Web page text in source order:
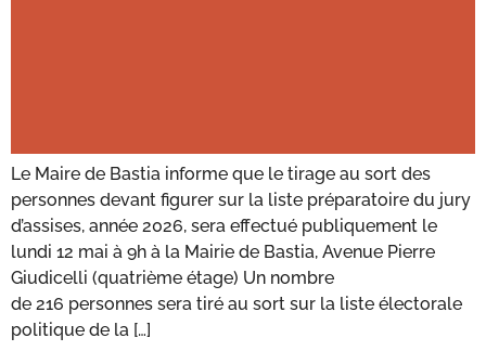
Le Maire de Bastia informe que le tirage au sort des
personnes devant figurer sur la liste préparatoire du jury
d’assises, année 2026, sera effectué publiquement le
lundi 12 mai à 9h à la Mairie de Bastia, Avenue Pierre
Giudicelli (quatrième étage) Un nombre
de 216 personnes sera tiré au sort sur la liste électorale
politique de la […]